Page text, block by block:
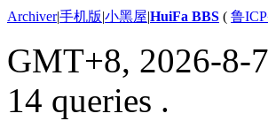
Archiver|手机版|小黑屋|HuiFa BBS ( 鲁
GMT+8, 2026-8-
14 queries .